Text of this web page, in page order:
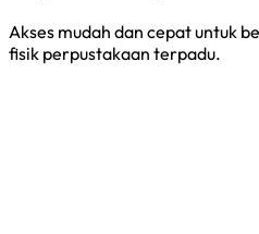
Akses mudah dan cepat untuk
fisik perpustakaan terpadu.